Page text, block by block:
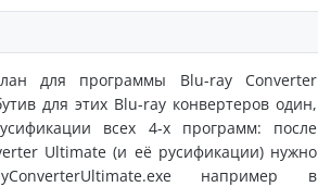
для программы Blu-ray Converter
для этих Blu-ray конвертеров один,
всех 4-х программ: после
Ultimate (и её русификации) нужно
например в